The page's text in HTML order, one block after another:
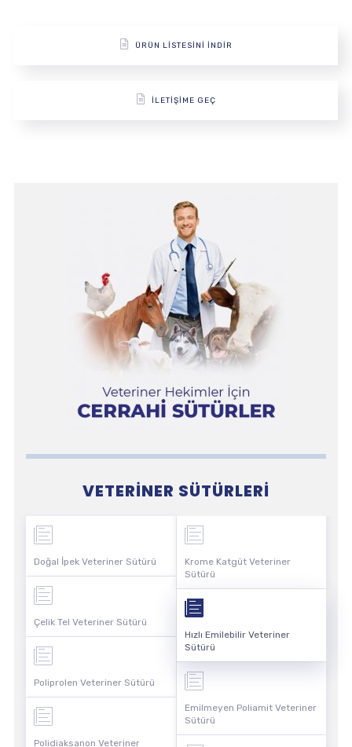
ÜRÜN LİSTESİNİ İNDİR
İLETİŞİME GEÇ
VETERINER SÜTÜRLERI
Doğal İpek Veteriner Sütürü
Çelik Tel Veteriner Sütürü
Poliprolen Veteriner Sütürü
Polidiaksanon Veteriner
Krome Katgüt Veteriner
Sütürü
Hızlı Emilebilir Veteriner
Sütürü
Emilmeyen Poliamit Veteriner
Sütürü